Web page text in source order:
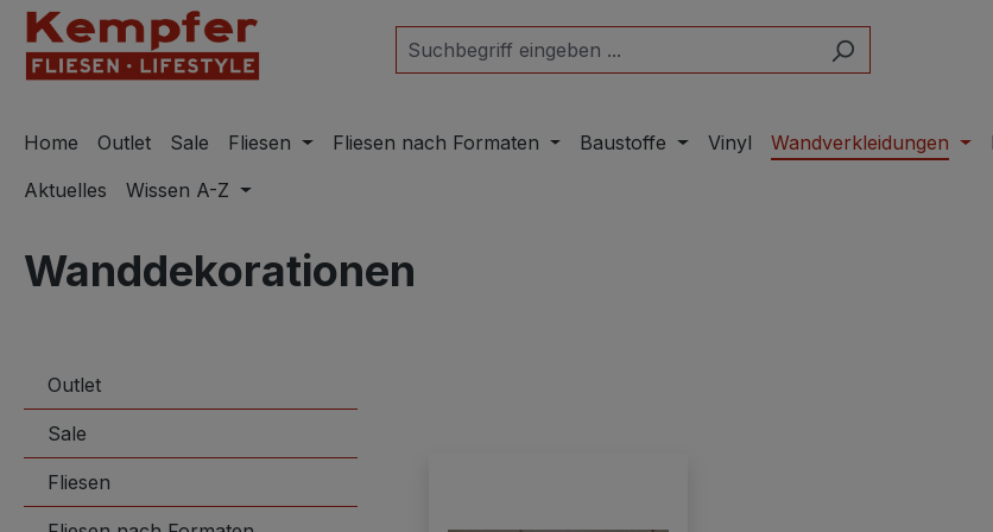
Hauptinhalt springen
Zur Suche springen
Zur Hauptnavigation springen
Home Outlet Sale Fliesen Fliesen nach Formaten Baustoffe Vinyl Wandverkleidungen
Aktuelles
Wissen A-Z
Wanddekorationen
Outlet
Sale
Fliesen